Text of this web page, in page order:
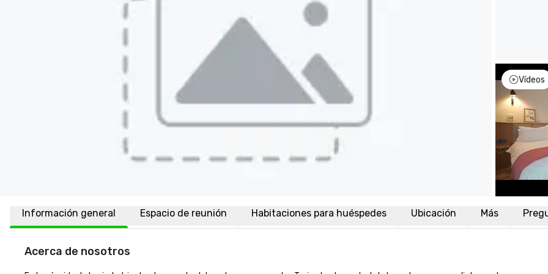
Vídeos
Información general Espacio de reunión Habitaciones para huéspedes Ubicación Más
Acerca de nosotros